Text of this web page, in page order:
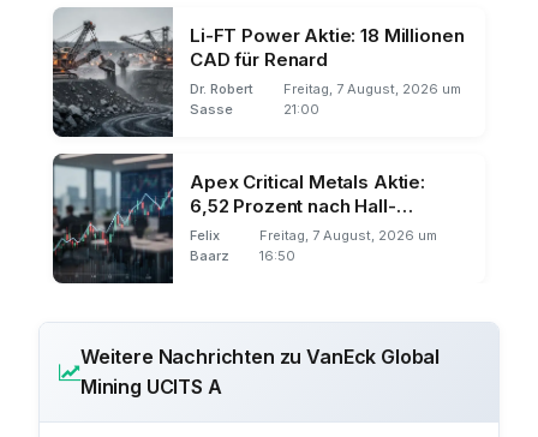
Li-FT Power Aktie: 18 Millionen
CAD für Renard
Dr. Robert
Sasse
Freitag, 7 August, 2026 um
21:00
Apex Critical Metals Aktie:
6,52 Prozent nach Hall-
Ernennung
Felix
Baarz
Freitag, 7 August, 2026 um
16:50
Weitere Nachrichten zu VanEck Global
Mining UCITS A